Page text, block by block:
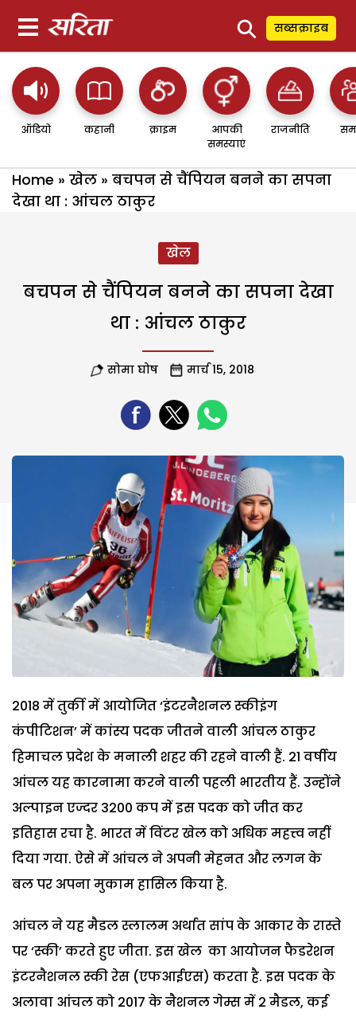
⚲ सब्सक्राइब
ऑडियो कहानी क्राइम
आपकी
समस्याएं
राजनीति
Home » खेल » बचपन से चैंपियन बनने का सपना
देखा था : आंचल ठाकुर
खेल
बचपन से चैंपियन बनने का सपना देखा
था : आंचल ठाकुर
सोमा घोष मार्च 15, 2018
2018 में तुर्की में आयोजित ‘इंटरनैशनल स्कीइंग
कंपीटिशन’ में कांस्य पदक जीतने वाली आंचल ठाकुर
हिमाचल प्रदेश के मनाली शहर की रहने वाली हैं. 21 वर्षीय
आंचल यह कारनामा करने वाली पहली भारतीय हैं. उन्होंने
अल्पाइन एज्दर 3200 कप में इस पदक को जीत कर
इतिहास रचा है. भारत में विंटर खेल को अधिक महत्त्व नहीं
दिया गया. ऐसे में आंचल ने अपनी मेहनत और लगन के
बल पर अपना मुकाम हासिल किया है.
आंचल ने यह मैडल स्लालम अर्थात सांप के आकार के रास्ते
पर ‘स्की’ करते हुए जीता. इस खेल का आयोजन फैडरेशन
इंटरनैशनल स्की रेस (एफआईएस) करता है. इस पदक के
अलावा आंचल को 2017 के नैशनल गेम्स में 2 मैडल, कई